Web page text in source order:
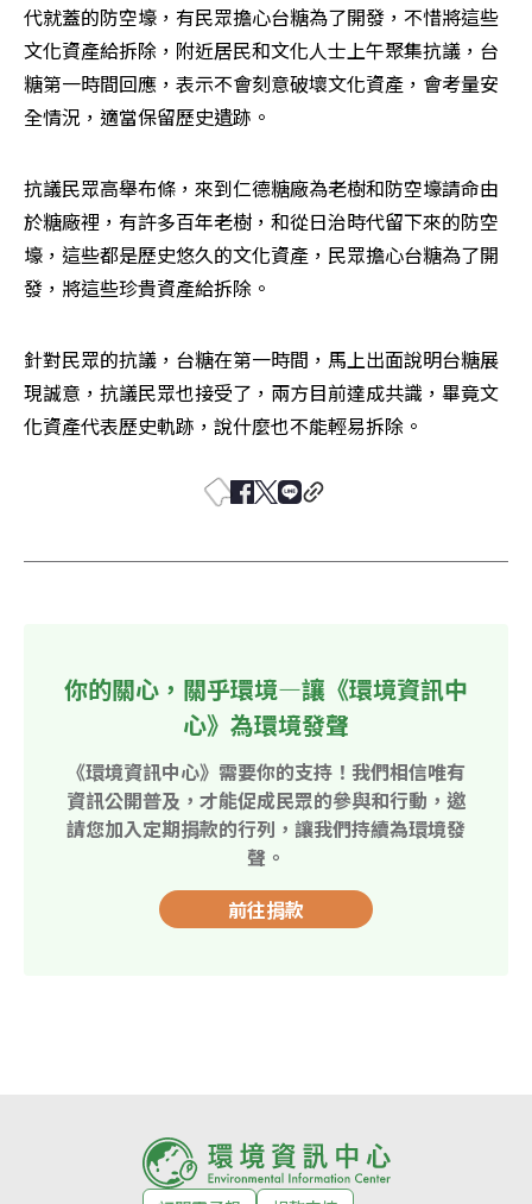
代就蓋的防空壕，有民眾擔心台糖為了開發，不惜將這些
文化資產給拆除，附近居民和文化人士上午聚集抗議，台
糖第一時間回應，表示不會刻意破壞文化資產，會考量安
全情況，適當保留歷史遺跡。
抗議民眾高舉布條，來到仁德糖廠為老樹和防空壕請命由
於糖廠裡，有許多百年老樹，和從日治時代留下來的防空
壕，這些都是歷史悠久的文化資產，民眾擔心台糖為了開
發，將這些珍貴資產給拆除。
針對民眾的抗議，台糖在第一時間，馬上出面說明台糖展
現誠意，抗議民眾也接受了，兩方目前達成共識，畢竟文
化資產代表歷史軌跡，說什麼也不能輕易拆除。
你的關心，關乎環境—讓《環境資訊中
心》為環境發聲
《環境資訊中心》需要你的支持！我們相信唯有
資訊公開普及，才能促成民眾的參與和行動，邀
請您加入定期捐款的行列，讓我們持續為環境發
聲。
前往捐款